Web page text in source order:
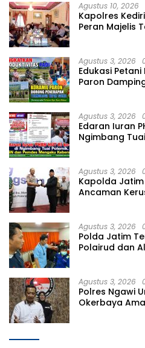
Agustus 10, 2026
Kapolres
Peran Majelis
Agustus 3, 2026
Edukasi
Paron
Agustus 3, 2026
Edaran Iuran
Ngimbang
Agustus 3, 2026
Kapolda
Ancaman
Agustus 3, 2026
Polda Jatim
Polairud dan
Agustus 3, 2026
Polres Ngawi
Okerbaya